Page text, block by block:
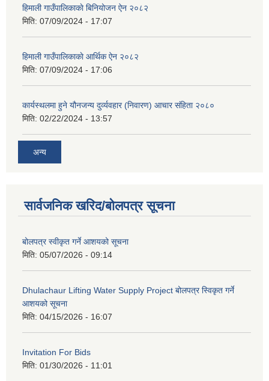
हिमाली गाउँपालिकाकाे बिनियोजन ऐन २०८२
मिति: 07/09/2024 - 17:07
हिमाली गाउँपालिकाकाे आर्थिक ऐन २०८२
मिति: 07/09/2024 - 17:06
कार्यस्थलमा हुने यौनजन्य दुर्व्यवहार (निवारण) आचार संहिता २०८०
मिति: 02/22/2024 - 13:57
अन्य
सार्वजनिक खरिद/बोलपत्र सूचना
बोलपत्र स्वीकृत गर्ने आशयको सूचना
मिति: 05/07/2026 - 09:14
Dhulachaur Lifting Water Supply Project बोलपत्र स्विकृत गर्ने
आशयको सूचना
मिति: 04/15/2026 - 16:07
Invitation For Bids
मिति: 01/30/2026 - 11:01